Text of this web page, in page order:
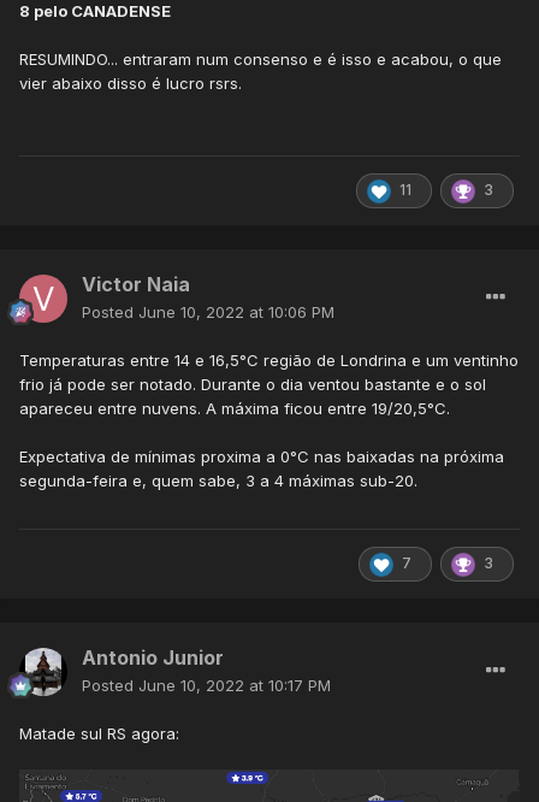
8 pelo CANADENSE
RESUMINDO... entraram num consenso e é isso e acabou, o que
vier abaixo disso é lucro rsrs.
11 3
Victor Naia
Posted June 10, 2022 at 10:06 PM
Temperaturas entre 14 e 16,5°C região de Londrina e um ventinho
frio já pode ser notado. Durante o dia ventou bastante e o sol
apareceu entre nuvens. A máxima ficou entre 19/20,5°C.
Expectativa de mínimas proxima a 0°C nas baixadas na próxima
segunda-feira e, quem sabe, 3 a 4 máximas sub-20.
7 3
Antonio Junior
Posted June 10, 2022 at 10:17 PM
Matade sul RS agora: